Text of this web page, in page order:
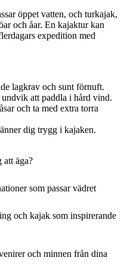
öppet vatten, och turkajak,
och åar. En kajaktur kan
expedition med
lagkrav och sunt förnuft.
att paddla i hård vind.
och ta med extra torra
dig trygg i kajaken.
att äga?
som passar vädret
och kajak som inspirerande
och minnen från dina